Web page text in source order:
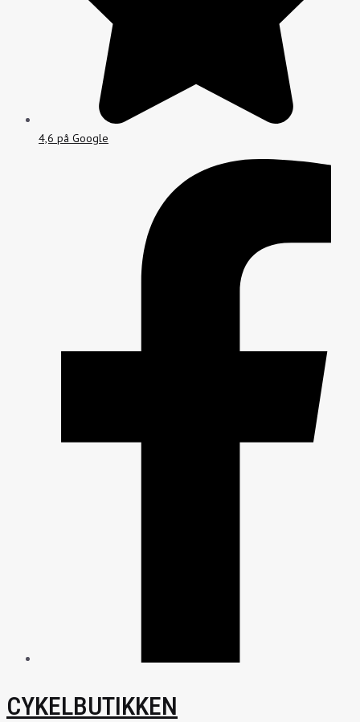
4,6 på Google
CYKELBUTIKKEN